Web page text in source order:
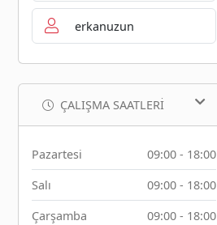
erkanuzun
ÇALIŞMA SAATLERI
Pazartesi
09:00 - 18:00
Salı
09:00 - 18:00
Çarşamba
09:00 - 18:00